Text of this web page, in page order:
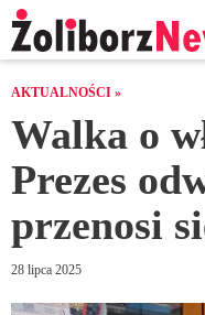
AKTUALNOŚCI »
Walka o władzę w WSM.
Prezes
przenosi
28 lipca 2025